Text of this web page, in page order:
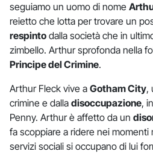
seguiamo un uomo di nome
reietto che lotta per trovare un
respinto dalla società che in
zimbello. Arthur sprofonda nella
Principe del Crimine.
Arthur Fleck vive a Gotham City,
crimine e dalla disoccupazione,
Penny. Arthur è affetto da un
fa scoppiare a ridere nei
servizi sociali si occupano di lui